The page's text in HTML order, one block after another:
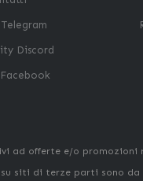
Discord
ad offerte e/o promozioni
siti di terze parti sono da